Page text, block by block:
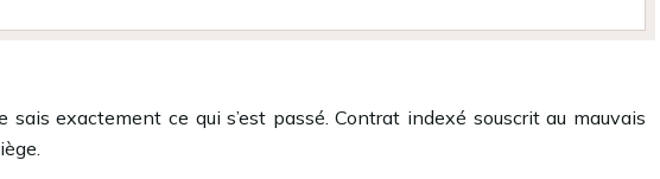
exactement ce qui s’est passé. Contrat indexé souscrit au mauvais